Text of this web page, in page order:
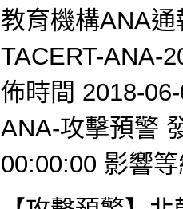
教育機構ANA
TACERT-ANA-
佈時間 2018-
ANA-攻擊預警
00:00:00 影響